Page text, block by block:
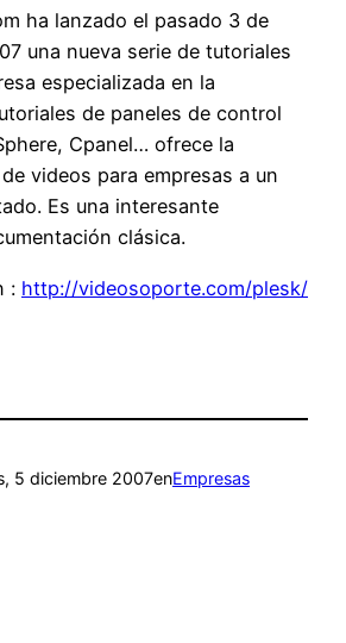
ha lanzado el pasado 3 de
una nueva serie de tutoriales
especializada en la
de paneles de control
Cpanel… ofrece la
videos para empresas a un
Es una interesante
clásica.
: http://videosoporte.com/plesk/
5 diciembre 2007enEmpresas